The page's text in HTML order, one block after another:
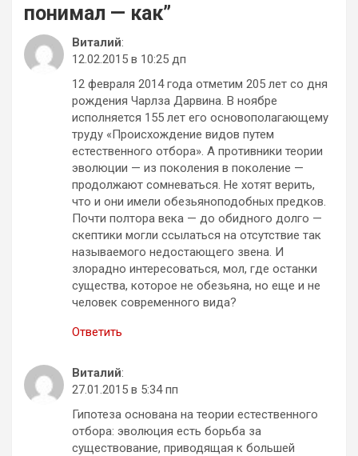
понимал — как”
Виталий:
12.02.2015 в 10:25 дп
12 февраля 2014 года отметим 205 лет со дня
рождения Чарлза Дарвина. В ноябре
исполняется 155 лет его основополагающему
труду «Происхождение видов путем
естественного отбора». А противники теории
эволюции — из поколения в поколение —
продолжают сомневаться. Не хотят верить,
что и они имели обезьяноподобных предков.
Почти полтора века — до обидного долго —
скептики могли ссылаться на отсутствие так
называемого недостающего звена. И
злорадно интересоваться, мол, где останки
существа, которое не обезьяна, но еще и не
человек современного вида?
Ответить
Виталий:
27.01.2015 в 5:34 пп
Гипотеза основана на теории естественного
отбора: эволюция есть борьба за
существование, приводящая к большей